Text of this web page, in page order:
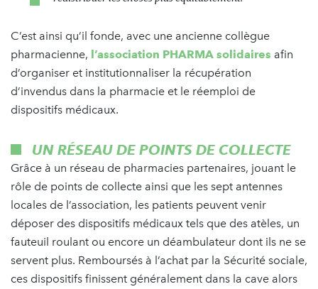
C’est ainsi qu’il fonde, avec une ancienne collègue
pharmacienne, l’association PHARMA solidaires afin
d’organiser et institutionnaliser la récupération
d’invendus dans la pharmacie et le réemploi de
dispositifs médicaux.
UN RÉSEAU DE POINTS DE COLLECTE
Grâce à un réseau de pharmacies partenaires, jouant le
rôle de points de collecte ainsi que les sept antennes
locales de l’association, les patients peuvent venir
déposer des dispositifs médicaux tels que des atèles, un
fauteuil roulant ou encore un déambulateur dont ils ne se
servent plus. Remboursés à l’achat par la Sécurité sociale,
ces dispositifs finissent généralement dans la cave alors